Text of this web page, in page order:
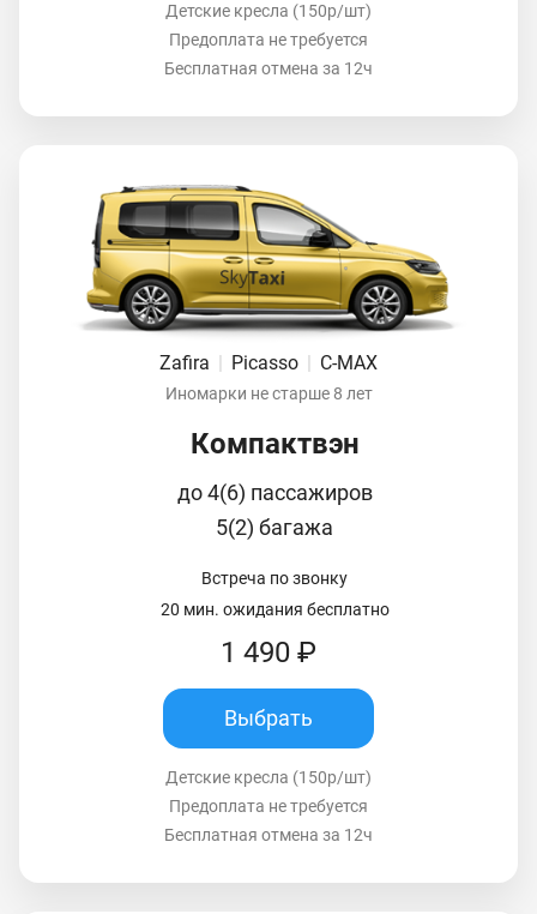
Детские кресла (150р/шт)
Предоплата не требуется
Бесплатная отмена за 12ч
Zafira | Picasso | C-MAX
Иномарки не старше 8 лет
Компактвэн
до 4(6) пассажиров
5(2) багажа
Встреча по звонку
20 мин. ожидания бесплатно
1 490 ₽
Выбрать
Детские кресла (150р/шт)
Предоплата не требуется
Бесплатная отмена за 12ч